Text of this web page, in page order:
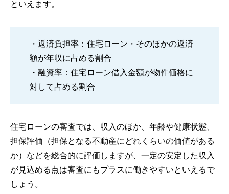
といえます。
・返済負担率：住宅ローン・そのほかの返済
額が年収に占める割合
・融資率：住宅ローン借入金額が物件価格に
対して占める割合
住宅ローンの審査では、収入のほか、年齢や健康状態、
担保評価（担保となる不動産にどれくらいの価値がある
か）などを総合的に評価しますが、一定の安定した収入
が見込める点は審査にもプラスに働きやすいといえるで
しょう。